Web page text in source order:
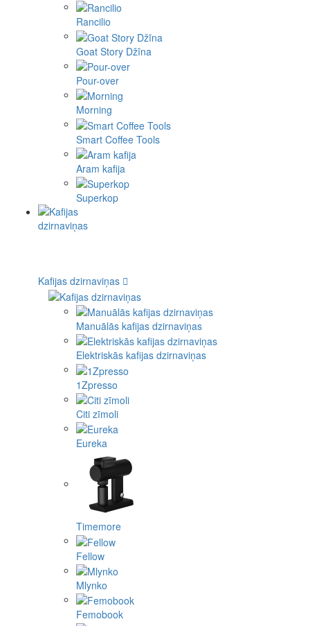
Rancilio
Goat Story Džīna
Pour-over
Morning
Smart Coffee Tools
Aram kafija
Superkop
Kafijas dzirnaviņas
Manuālās kafijas dzirnaviņas
Elektriskās kafijas dzirnaviņas
1Zpresso
Citi zīmoli
Eureka
Timemore
Fellow
Mlynko
Femobook